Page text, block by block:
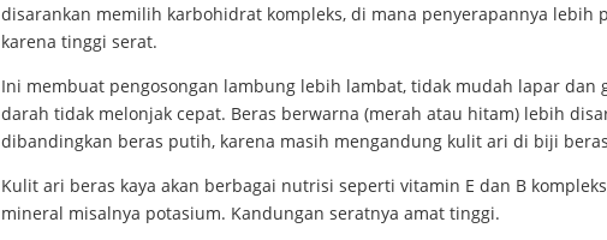
disarankan memilih karbohidrat kompleks, di mana penyerapannya lebih
karena tinggi serat.
Ini membuat pengosongan lambung lebih lambat, tidak mudah lapar dan
darah tidak melonjak cepat. Beras berwarna (merah atau hitam) lebih
dibandingkan beras putih, karena masih mengandung kulit ari di biji
Kulit ari beras kaya akan berbagai nutrisi seperti vitamin E dan B
mineral misalnya potasium. Kandungan seratnya amat tinggi.